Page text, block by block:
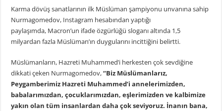
Karma dövüş sanatlarının ilk Müslüman şampiyonu unvanına sahip
Nurmagomedov, Instagram hesabından yaptığı
paylaşımda, Macron’un ifade özgürlüğü sloganı altında 1,5
milyardan fazla Müslüman’ın duygularını incittiğini belirtti.
Müslümanların, Hazreti Muhammed’i herkesten çok sevdiğine
dikkati çeken Nurmagomedov,“Biz Müslümanlarız,
Peygamberimiz Hazreti Muhammed’i annelerimizden,
babalarımızdan, çocuklarımızdan, eşlerimizden ve kalbimize
yakın olan tüm insanlardan daha çok seviyoruz. İnanın bana,